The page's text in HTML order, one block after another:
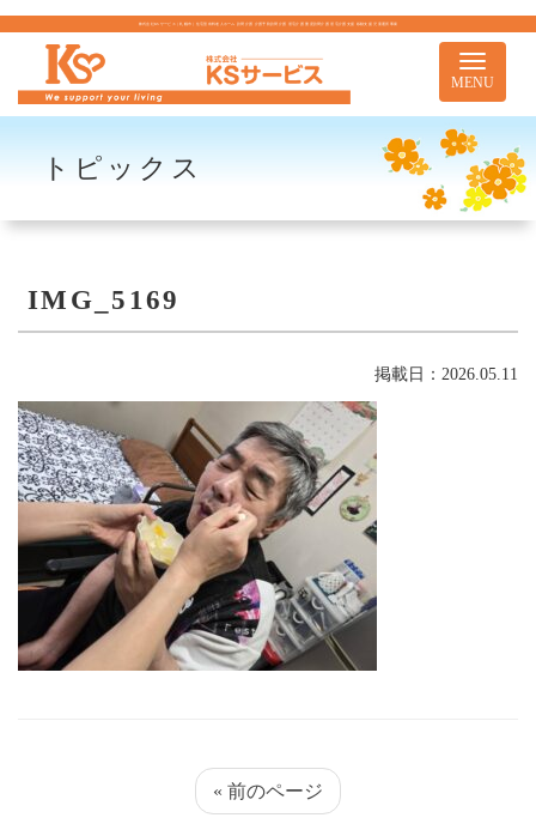
株式会社KSサービス｜札幌市｜住宅型有料老人ホーム 訪問介護 介護予防訪問介護 居宅介護 重度訪問介護 居宅介護支援 移動支援 児童通所事業
Toggle
MENU
トピックス
IMG_5169
掲載日：2026.05.11
« 前のページ